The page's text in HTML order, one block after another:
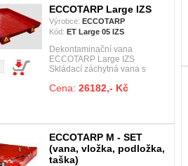
ECCOTARP Large IZS
Výrobce: ECCOTARP
Kód: ET Large 05 IZS
Dekontaminační vana
ECCOTARP Large IZS
Skládací záchytná vana s
Cena: 26182,- Kč
ECCOTARP M - SET
(vana, vložka, podložka,
taška)